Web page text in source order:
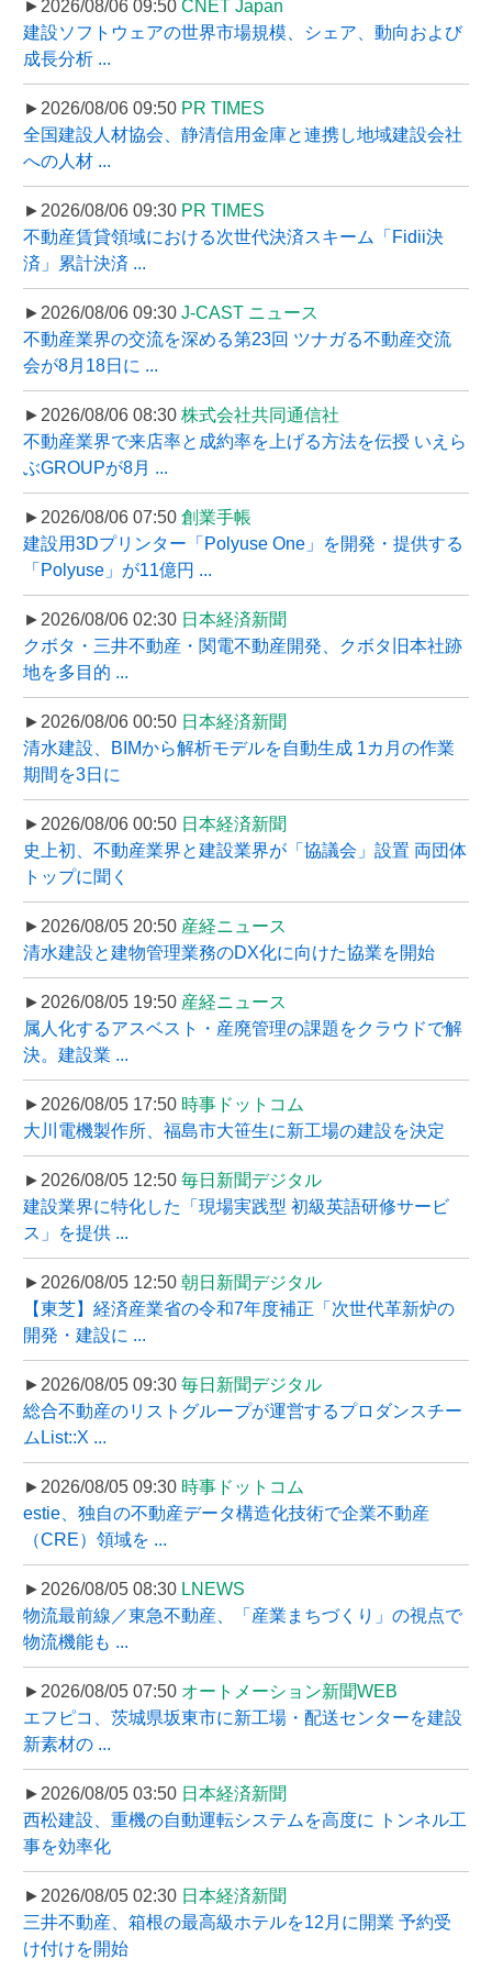
►2026/08/06 09:50 CNET Japan
建設ソフトウェアの世界市場規模、シェア、動向および
成長分析 ...
►2026/08/06 09:50 PR TIMES
全国建設人材協会、静清信用金庫と連携し地域建設会社
への人材 ...
►2026/08/06 09:30 PR TIMES
不動産賃貸領域における次世代決済スキーム「Fidii決
済」累計決済 ...
►2026/08/06 09:30 J-CAST ニュース
不動産業界の交流を深める第23回 ツナガる不動産交流
会が8月18日に ...
►2026/08/06 08:30 株式会社共同通信社
不動産業界で来店率と成約率を上げる方法を伝授 いえら
ぶGROUPが8月 ...
►2026/08/06 07:50 創業手帳
建設用3Dプリンター「Polyuse One」を開発・提供する
「Polyuse」が11億円 ...
►2026/08/06 02:30 日本経済新聞
クボタ・三井不動産・関電不動産開発、クボタ旧本社跡
地を多目的 ...
►2026/08/06 00:50 日本経済新聞
清水建設、BIMから解析モデルを自動生成 1カ月の作業
期間を3日に
►2026/08/06 00:50 日本経済新聞
史上初、不動産業界と建設業界が「協議会」設置 両団体
トップに聞く
►2026/08/05 20:50 産経ニュース
清水建設と建物管理業務のDX化に向けた協業を開始
►2026/08/05 19:50 産経ニュース
属人化するアスベスト・産廃管理の課題をクラウドで解
決。建設業 ...
►2026/08/05 17:50 時事ドットコム
大川電機製作所、福島市大笹生に新工場の建設を決定
►2026/08/05 12:50 毎日新聞デジタル
建設業界に特化した「現場実践型 初級英語研修サービ
ス」を提供 ...
►2026/08/05 12:50 朝日新聞デジタル
【東芝】経済産業省の令和7年度補正「次世代革新炉の
開発・建設に ...
►2026/08/05 09:30 毎日新聞デジタル
総合不動産のリストグループが運営するプロダンスチー
ムList::X ...
►2026/08/05 09:30 時事ドットコム
estie、独自の不動産データ構造化技術で企業不動産
（CRE）領域を ...
►2026/08/05 08:30 LNEWS
物流最前線／東急不動産、「産業まちづくり」の視点で
物流機能も ...
►2026/08/05 07:50 オートメーション新聞WEB
エフピコ、茨城県坂東市に新工場・配送センターを建設
新素材の ...
►2026/08/05 03:50 日本経済新聞
西松建設、重機の自動運転システムを高度に トンネル工
事を効率化
►2026/08/05 02:30 日本経済新聞
三井不動産、箱根の最高級ホテルを12月に開業 予約受
け付けを開始